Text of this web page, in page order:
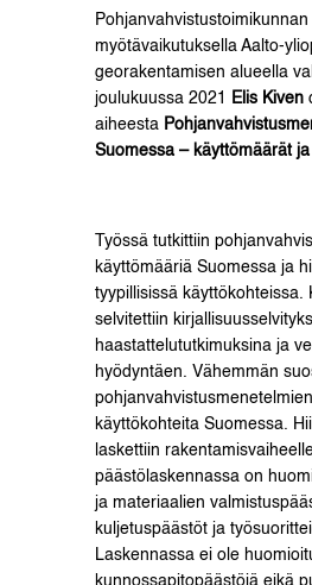
Pohjanvahvistustoimikunnan
myötävaikutuksella Aalto-
georakentamisen alueella
joulukuussa 2021
Elis Kiven
aiheesta
Suomessa – käyttömäärät
Työssä tutkittiin
käyttömääriä Suomessa ja
tyypillisissä käyttökohteissa.
selvitettiin
haastattelututkimuksina ja
hyödyntäen. Vähemmän
käyttökohteita Suomessa.
laskettiin
päästölaskennassa on
ja materiaalien
kuljetuspäästöt ja
Laskennassa ei ole
kunnossapitopäästöjä eikä